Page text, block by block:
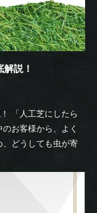
説！
「人工芝にしたら
お客様から、よく
どうしても虫が寄